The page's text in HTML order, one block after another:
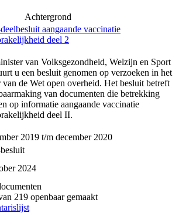
Achtergrond
aangaande vaccinatie
deel 2
van Volksgezondheid, Welzijn en Sport
u een besluit genomen op verzoeken in het
van de Wet open overheid. Het besluit betreft
van documenten die betrekking
op informatie aangaande vaccinatie
deel II.
2019 t/m december 2020
2024
219 openbaar gemaakt